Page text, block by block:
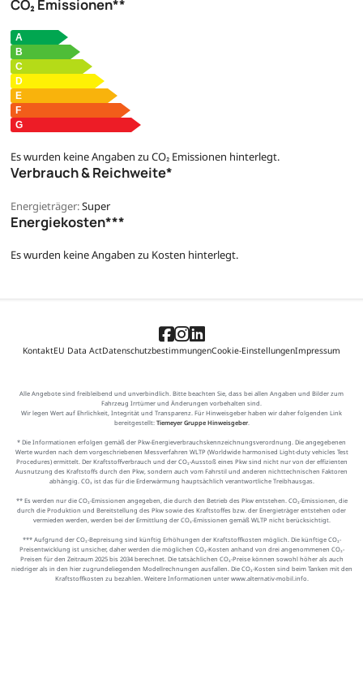
CO₂ Emissionen**
Es wurden keine Angaben zu CO₂ Emissionen hinterlegt.
Verbrauch & Reichweite*
Energieträger:Super
Energiekosten***
Es wurden keine Angaben zu Kosten hinterlegt.
KontaktEU Data ActDatenschutzbestimmungenCookie-EinstellungenImpressum
Alle Angebote sind freibleibend und unverbindlich. Bitte beachten Sie, dass bei allen Angaben und Bilder zum
Fahrzeug Irrtümer und Änderungen vorbehalten sind.
Wir legen Wert auf Ehrlichkeit, Integrität und Transparenz. Für Hinweisgeber haben wir daher folgenden Link
bereitgestellt: Tiemeyer Gruppe Hinweisgeber.
* Die Informationen erfolgen gemäß der Pkw-Energieverbrauchskennzeichnungsverordnung. Die angegebenen
Werte wurden nach dem vorgeschriebenen Messverfahren WLTP (Worldwide harmonised Light-duty vehicles Test
Procedures) ermittelt. Der Kraftstoffverbrauch und der CO₂-Ausstoß eines Pkw sind nicht nur von der effizienten
Ausnutzung des Kraftstoffs durch den Pkw, sondern auch vom Fahrstil und anderen nichttechnischen Faktoren
abhängig. CO₂ ist das für die Erderwärmung hauptsächlich verantwortliche Treibhausgas.
** Es werden nur die CO₂-Emissionen angegeben, die durch den Betrieb des Pkw entstehen. CO₂-Emissionen, die
durch die Produktion und Bereitstellung des Pkw sowie des Kraftstoffes bzw. der Energieträger entstehen oder
vermieden werden, werden bei der Ermittlung der CO₂-Emissionen gemäß WLTP nicht berücksichtigt.
*** Aufgrund der CO₂-Bepreisung sind künftig Erhöhungen der Kraftstoffkosten möglich. Die künftige CO₂-
Preisentwicklung ist unsicher, daher werden die möglichen CO₂-Kosten anhand von drei angenommenen CO₂-
Preisen für den Zeitraum 2025 bis 2034 berechnet. Die tatsächlichen CO₂-Preise können sowohl höher als auch
niedriger als in den hier zugrundeliegenden Modellrechnungen ausfallen. Die CO₂-Kosten sind beim Tanken mit den
Kraftstoffkosten zu bezahlen. Weitere Informationen unter www.alternativ-mobil.info.